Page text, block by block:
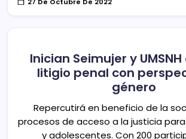
Inician Seimujer y
litigio penal con
género
Repercutirá en beneficio de la
procesos de acceso a la justicia
y adolescentes. Con 200